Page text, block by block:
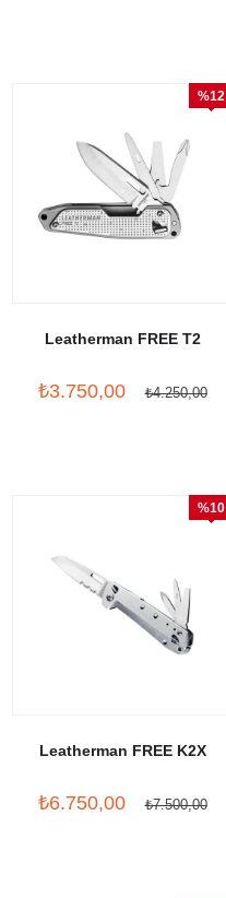
Leatherman FREE T2
₺3.750,00 ₺4.250,00
%12
Leatherman FREE K2X
₺6.750,00 ₺7.500,00
%10